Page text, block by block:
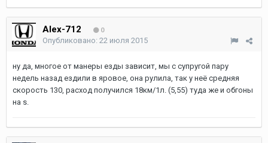
Alex-712 0
Опубликовано: 22 июля 2015
ну да, многое от манеры езды зависит, мы с супругой пару
недель назад ездили в яровое, она рулила, так у неё средняя
скорость 130, расход получился 18км/1л. (5,55) туда же и обгоны
на s.